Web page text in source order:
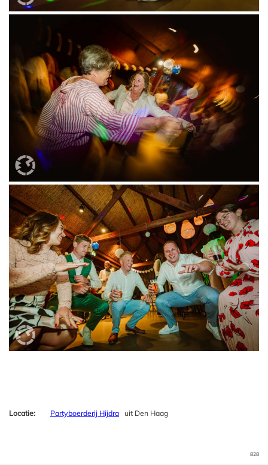
Locatie: Partyboerderij Hijdra uit Den Haag
828